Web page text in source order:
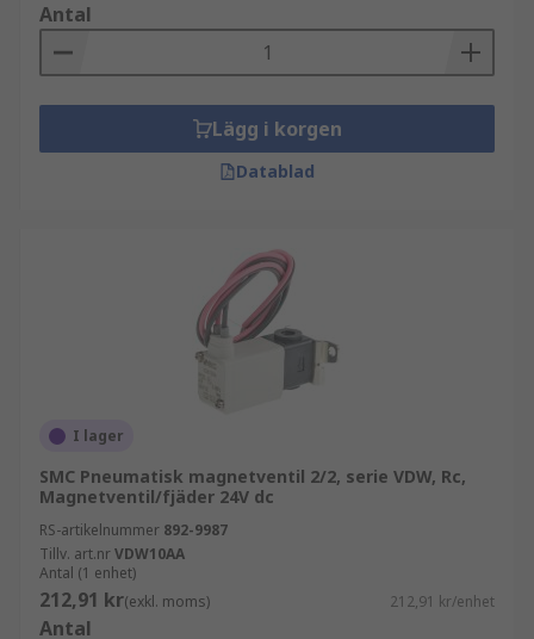
Antal
Lägg i korgen
Datablad
I lager
SMC Pneumatisk magnetventil 2/2, serie VDW, Rc,
Magnetventil/fjäder 24V dc
RS-artikelnummer 892-9987
Tillv. art.nrVDW10AA
Antal (1 enhet)
212,91 kr(exkl. moms) 212,91 kr/enhet
Antal